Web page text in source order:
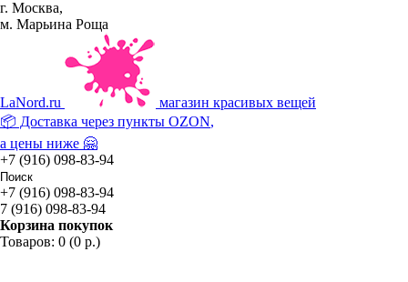
г. Москва,
м. Марьина Роща
LaNord.ru
магазин красивых вещей
📦 Доставка через пункты OZON,
а цены ниже 🤗
+7 (916) 098-83-94
+7 (916) 098-83-94
7 (916) 098-83-94
Корзина покупок
Товаров: 0 (0 р.)